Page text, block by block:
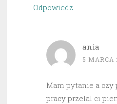
Odpowiedz
ania
5 MARCA
Mam pytanie a
pracy przelal ci